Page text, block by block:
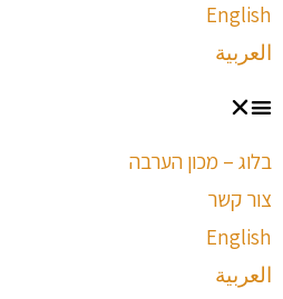
English
العربية
בלוג – מכון הערבה
צור קשר
English
العربية